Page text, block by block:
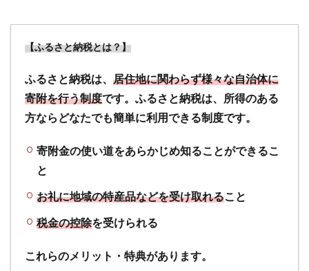
と
居住
地以
外も
含め
自治
体に
行う
寄付
と
【上
【ふるさと納税とは？】
ふるさと納税は、 居住地に関わらず様々な自治体に
寄附を行う制度です。ふるさと納税は、所得のある
方ならどなたでも簡単に利用できる制度です。
寄附金の使い道をあらかじめ知ることができるこ
と
お礼に地域の特産品などを受け取れること
税金の控除を受けられる
これらのメリット・特典があります。